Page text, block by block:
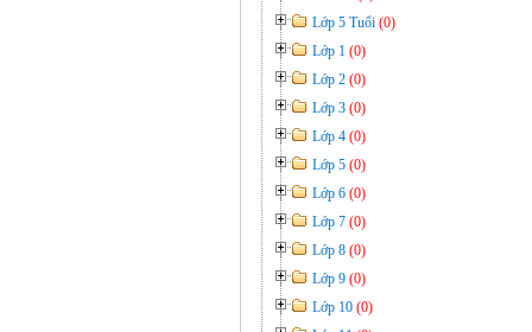
Lớp 5 Tuổi (0)
Lớp 1 (0)
Lớp 2 (0)
Lớp 3 (0)
Lớp 4 (0)
Lớp 5 (0)
Lớp 6 (0)
Lớp 7 (0)
Lớp 8 (0)
Lớp 9 (0)
Lớp 10 (0)